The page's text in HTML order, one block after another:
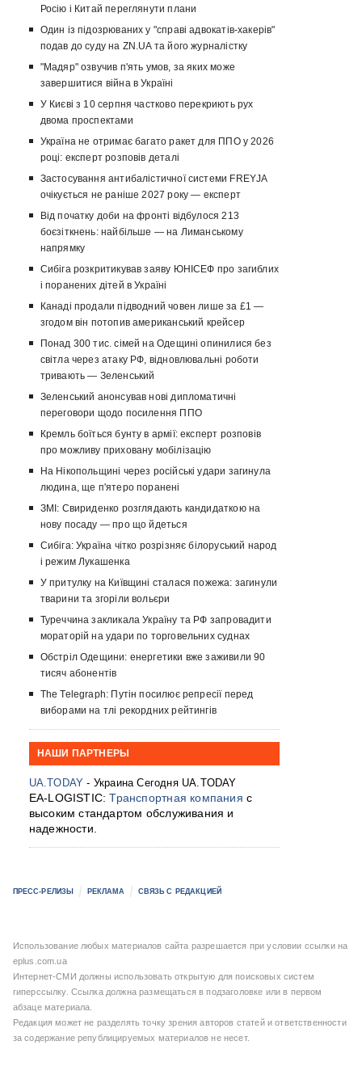
Росію і Китай переглянути плани
Один із підозрюваних у "справі адвокатів-хакерів"
подав до суду на ZN.UA та його журналістку
"Мадяр" озвучив п'ять умов, за яких може
завершитися війна в Україні
У Києві з 10 серпня частково перекриють рух
двома проспектами
Україна не отримає багато ракет для ППО у 2026
році: експерт розповів деталі
Застосування антибалістичної системи FREYJA
очікується не раніше 2027 року — експерт
Від початку доби на фронті відбулося 213
боєзіткнень: найбільше — на Лиманському
напрямку
Сибіга розкритикував заяву ЮНІСЕФ про загиблих
і поранених дітей в Україні
Канаді продали підводний човен лише за £1 —
згодом він потопив американський крейсер
Понад 300 тис. сімей на Одещині опинилися без
світла через атаку РФ, відновлювальні роботи
тривають — Зеленський
Зеленський анонсував нові дипломатичні
переговори щодо посилення ППО
Кремль боїться бунту в армії: експерт розповів
про можливу приховану мобілізацію
На Нікопольщині через російські удари загинула
людина, ще п'ятеро поранені
ЗМІ: Свириденко розглядають кандидаткою на
нову посаду — про що йдеться
Сибіга: Україна чітко розрізняє білоруський народ
і режим Лукашенка
У притулку на Київщині сталася пожежа: загинули
тварини та згоріли вольєри
Туреччина закликала Україну та РФ запровадити
мораторій на удари по торговельних суднах
Обстріл Одещини: енергетики вже заживили 90
тисяч абонентів
The Telegraph: Путін посилює репресії перед
виборами на тлі рекордних рейтингів
НАШИ ПАРТНЕРЫ
UA.TODAY - Украина Сегодня UA.TODAY
EA-LOGISTIC:Транспортная компания с
высоким стандартом обслуживания и
надежности.
ПРЕСС-РЕЛИЗЫ РЕКЛАМА СВЯЗЬ С РЕДАКЦИЕЙ
Использование любых материалов сайта разрешается при условии ссылки на
eplus.com.ua
Интернет-СМИ должны использовать открытую для поисковых систем
гиперссылку. Ссылка должна размещаться в подзаголовке или в первом
абзаце материала.
Редакция может не разделять точку зрения авторов статей и ответственности
за содержание републицируемых материалов не несет.